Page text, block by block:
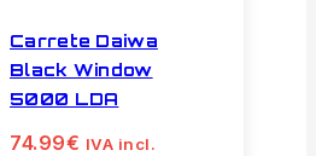
Carrete Daiwa
Black Window
5000 LDA
74.99€ IVA incl.